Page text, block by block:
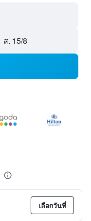
ส. 15/8
เลือกวันที่